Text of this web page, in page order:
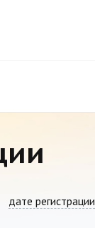
дате регистрации